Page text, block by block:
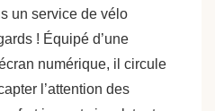
un service de vélo
! Équipé d’une
numérique, il circule
l’attention des